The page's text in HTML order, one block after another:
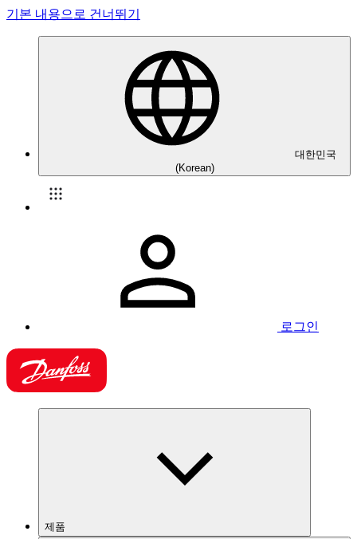
기본 내용으로 건너뛰기
대한민국
(Korean)
로그인
제품